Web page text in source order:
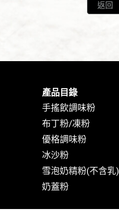
返回
產品目錄
手搖飲調味粉
布丁粉/凍粉
優格調味粉
冰沙粉
雪泡奶精粉(不含乳)
奶蓋粉